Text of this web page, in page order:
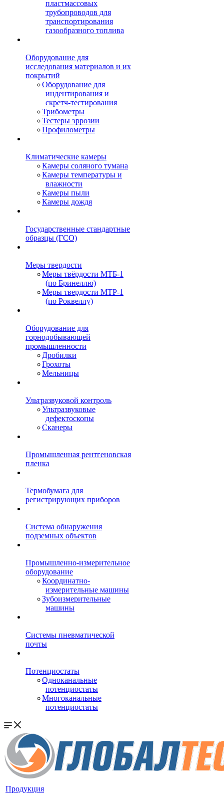
пластмассовых
трубопроводов для
транспортирования
газообразного топлива
Оборудование для
исследования материалов и их
покрытий
Оборудование для
индентирования и
скретч-тестирования
Трибометры
Тестеры эррозии
Профилометры
Климатические камеры
Камеры соляного тумана
Камеры температуры и
влажности
Камеры пыли
Камеры дождя
Государственные стандартные
образцы (ГСО)
Меры твердости
Меры твёрдости МТБ-1
(по Бринеллю)
Меры твердости МТР-1
(по Роквеллу)
Оборудование для
горнодобывающей
промышленности
Дробилки
Грохоты
Мельницы
Ультразвуковой контроль
Ультразвуковые
дефектоскопы
Сканеры
Промышленная рентгеновская
пленка
Термобумага для
регистрирующих приборов
Система обнаружения
подземных объектов
Промышленно-измерительное
оборудование
Координатно-
измерительные машины
Зубоизмерительные
машины
Системы пневматической
почты
Потенциостаты
Одноканальные
потенциостаты
Многоканальные
потенциостаты
Продукция